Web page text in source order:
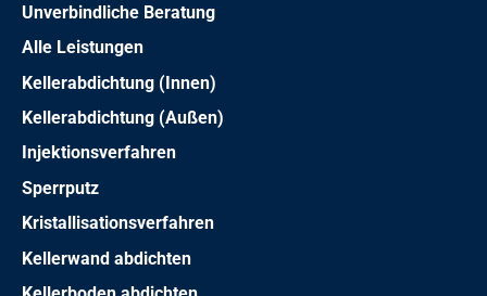
Unverbindliche Beratung
Alle Leistungen
Kellerabdichtung (Innen)
Kellerabdichtung (Außen)
Injektionsverfahren
Sperrputz
Kristallisationsverfahren
Kellerwand abdichten